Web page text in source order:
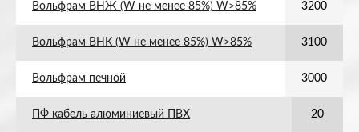
Вольфрам ВНЖ (W не менее 85%) W>85% 3200
Вольфрам ВНК (W не менее 85%) W>85% 3100
Вольфрам печной 3000
ПФ кабель алюминиевый ПВХ 20